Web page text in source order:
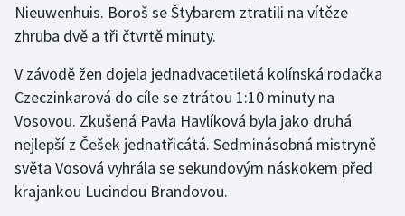
Vodní slalom
Volejbal
Ostatní
Nieuwenhuis. Boroš se Štybarem ztratili na vítěze
zhruba dvě a tři čtvrtě minuty.
V závodě žen dojela jednadvacetiletá kolínská rodačka
Czeczinkarová do cíle se ztrátou 1:10 minuty na
Vosovou. Zkušená Pavla Havlíková byla jako druhá
nejlepší z Češek jednatřicátá. Sedminásobná mistryně
světa Vosová vyhrála se sekundovým náskokem před
krajankou Lucindou Brandovou.